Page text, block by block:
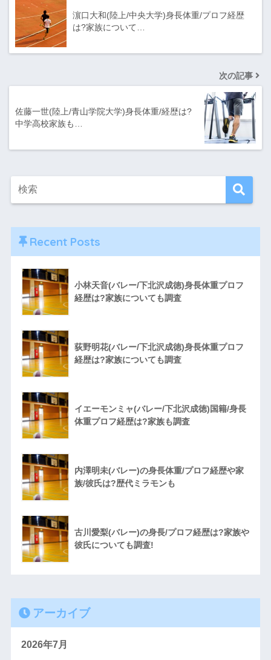
濵口大和(陸上/中央大学)身長体重/プロフ経歴
は?家族について…
次の記事
佐藤一世(陸上/青山学院大学)身長体重/経歴は?
中学高校家族も…
Recent Posts
小林天音(バレー/下北沢成徳)身長体重プロフ
経歴は?家族についても調査
荻野明花(バレー/下北沢成徳)身長体重プロフ
経歴は?家族についても調査
イエーモンミャ(バレー/下北沢成徳)国籍/身長
体重プロフ経歴は?家族も調査
内澤明未(バレー)の身長体重/プロフ経歴や家
族/彼氏は?歴代ミラモンも
古川愛梨(バレー)の身長/プロフ経歴は?家族や
彼氏についても調査!
アーカイブ
2026年7月